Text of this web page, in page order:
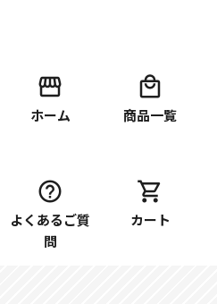
ホーム 商品一覧
よくあるご質
問
カート